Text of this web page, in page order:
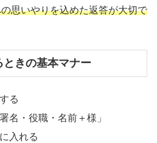
思いやりを込めた返答が大切で
きの基本マナー
る
名・役職・名前＋様」
入れる